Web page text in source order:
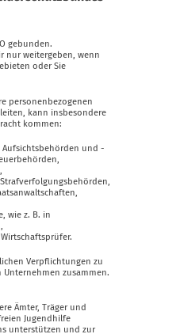
gebunden.
nur weitergeben, wenn
oder Sie
personenbezogenen
kann insbesondere
kommen:
und -
wie z. B. in
Verpflichtungen zu
zusammen.
Ämter, Träger und
Jugendhilfe
unterstützen und zur